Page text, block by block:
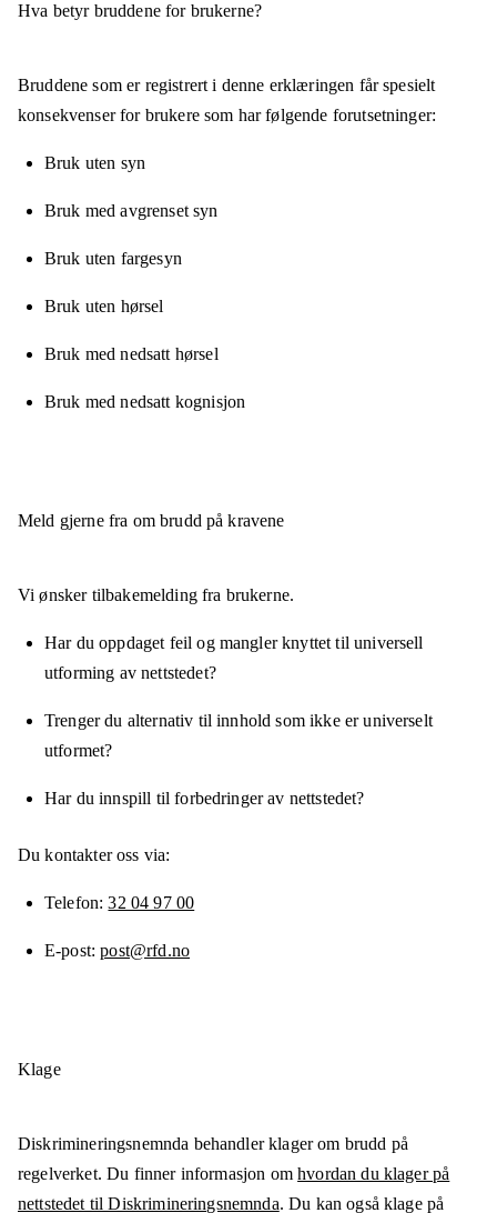
Hva betyr bruddene for brukerne?
Bruddene som er registrert i denne erklæringen får spesielt
konsekvenser for brukere som har følgende forutsetninger:
Bruk uten syn
Bruk med avgrenset syn
Bruk uten fargesyn
Bruk uten hørsel
Bruk med nedsatt hørsel
Bruk med nedsatt kognisjon
Meld gjerne fra om brudd på kravene
Vi ønsker tilbakemelding fra brukerne.
Har du oppdaget feil og mangler knyttet til universell
utforming av nettstedet?
Trenger du alternativ til innhold som ikke er universelt
utformet?
Har du innspill til forbedringer av nettstedet?
Du kontakter oss via:
Telefon 32 04 97 00
E-post post@rfd.no
Klage
Diskrimineringsnemnda behandler klager om brudd på
regelverket. Du finner informasjon omhvordan du klager på
nettstedet til Diskrimineringsnemnda. Du kan også klage på